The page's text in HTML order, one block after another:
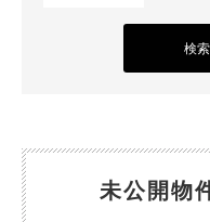
検
未公開物